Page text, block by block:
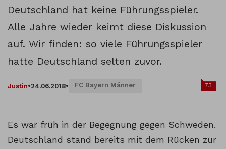
Deutschland hat keine Führungsspieler.
Alle Jahre wieder keimt diese Diskussion
auf. Wir finden: so viele Führungsspieler
hatte Deutschland selten zuvor.
Justin•24.06.2018• FC Bayern Männer 73
Es war früh in der Begegnung gegen Schweden.
Deutschland stand bereits mit dem Rücken zur